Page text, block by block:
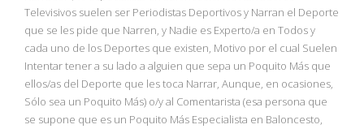
Televisivos suelen ser Periodistas Deportivos y Narran el Deporte
que se les pide que Narren, y Nadie es Experto/a en Todos y
cada uno de los Deportes que existen, Motivo por el cual Suelen
Intentar tener a su lado a alguien que sepa un Poquito Más que
ellos/as del Deporte que les toca Narrar, Aunque, en ocasiones,
Sólo sea un Poquito Más) o/y al Comentarista (esa persona que
se supone que es un Poquito Más Especialista en Baloncesto,